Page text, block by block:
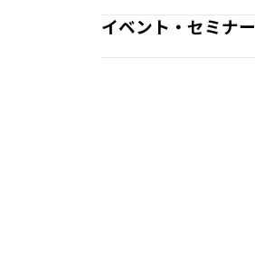
イベント・セミナー